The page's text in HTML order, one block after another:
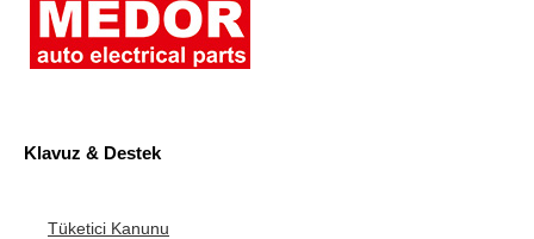
Klavuz & Destek
Tüketici Kanunu